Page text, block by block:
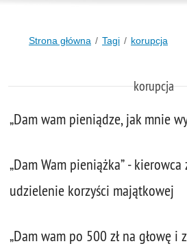
Strona główna Tagi korupcja
korupcja
„Dam wam pieniądze, jak mnie
„Dam Wam pieniążka” - kierowca
udzielenie korzyści majątkowej
„Dam wam po 500 zł na głowę i